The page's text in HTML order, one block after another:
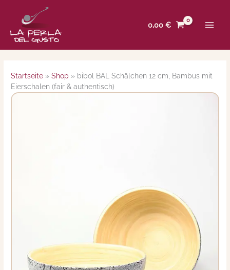
springen
0,00€
Startseite »Shop » bibol BAL Schälchen 12 cm, Bambus mit
Eierschalen (fair & authentisch)